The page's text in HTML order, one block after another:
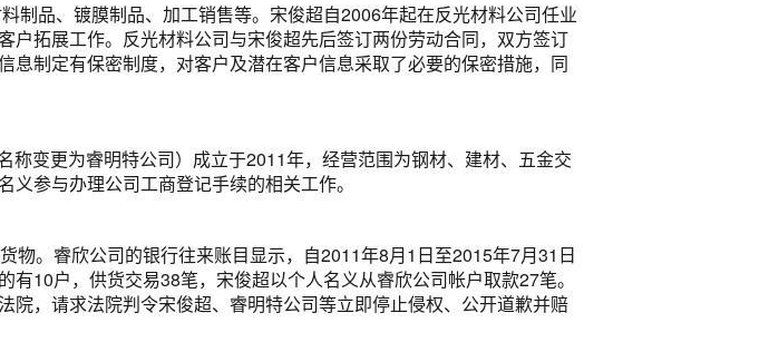
制品、镀膜制品、加工销售等。宋俊超自2006年起在反光材料公司任业
拓展工作。反光材料公司与宋俊超先后签订两份劳动合同，双方签订
制定有保密制度，对客户及潜在客户信息采取了必要的保密措施，同
变更为睿明特公司）成立于2011年，经营范围为钢材、建材、五金交
参与办理公司工商登记手续的相关工作。
物。睿欣公司的银行往来账目显示，自2011年8月1日至2015年7月31日
10户，供货交易38笔，宋俊超以个人名义从睿欣公司帐户取款27笔。
，请求法院判令宋俊超、睿明特公司等立即停止侵权、公开道歉并赔